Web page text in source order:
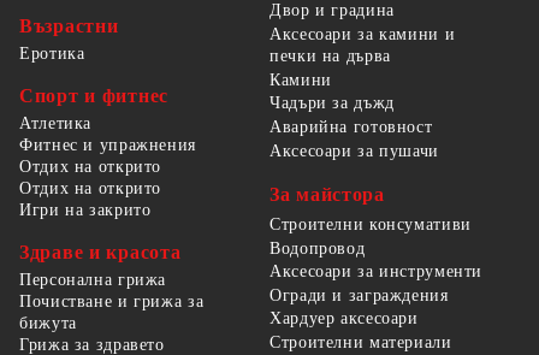
Възрастни
Еротика
Спорт и фитнес
Атлетика
Фитнес и упражнения
Отдих на открито
Отдих на открито
Игри на закрито
Здраве и красота
Персонална грижа
Почистване и грижа за
бижута
Грижа за здравето
Двор и градина
Аксесоари за камини и
печки на дърва
Камини
Чадъри за дъжд
Аварийна готовност
Аксесоари за пушачи
За майстора
Строителни консумативи
Водопровод
Аксесоари за инструменти
Огради и заграждения
Хардуер аксесоари
Строителни материали